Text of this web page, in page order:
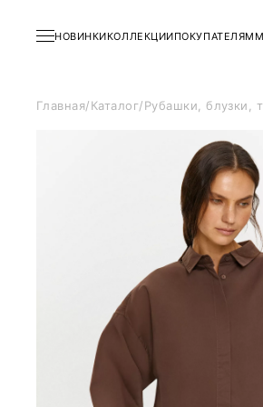
НОВИНКИКОЛЛЕКЦИИПОКУПАТЕЛЯМ
Главная/Каталог/Рубашки, блузки,